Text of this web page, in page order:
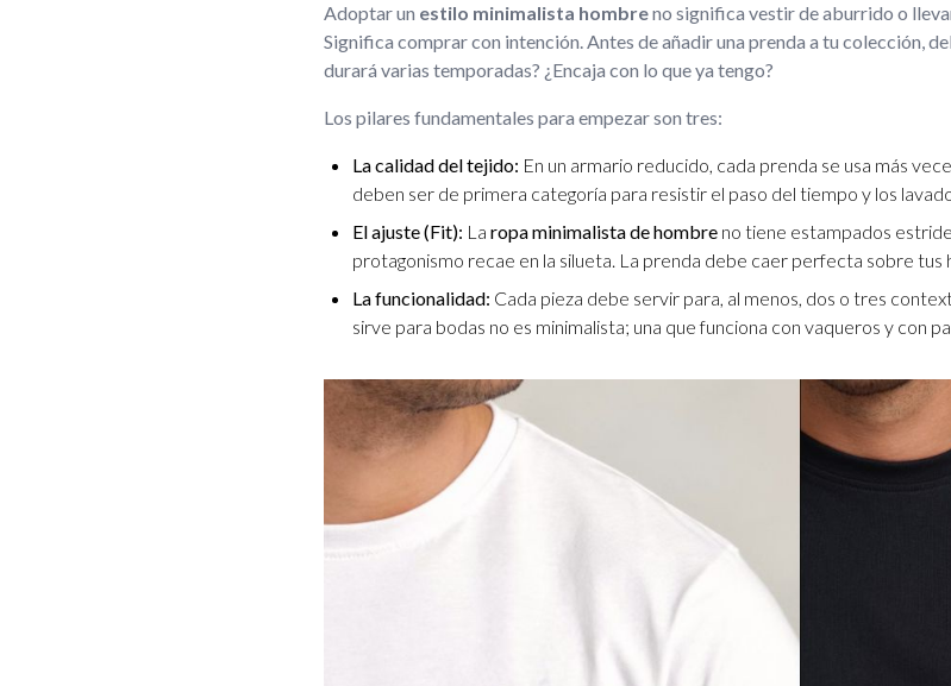
Adoptar un estilo minimalista hombreno significa vestir de aburrido o
Significa comprar con intención. Antes de añadir una prenda a tu colección,
durará varias temporadas? ¿Encaja con lo que ya tengo?
Los pilares fundamentales para empezar son tres:
La calidad del tejido: En un armario reducido, cada prenda se usa más
deben ser de primera categoría para resistir el paso del tiempo y los
El ajuste (Fit): La ropa minimalista de hombre no tiene estampados
protagonismo recae en la silueta. La prenda debe caer perfecta sobre tus
La funcionalidad: Cada pieza debe servir para, al menos, dos o tres
sirve para bodas no es minimalista; una que funciona con vaqueros y con